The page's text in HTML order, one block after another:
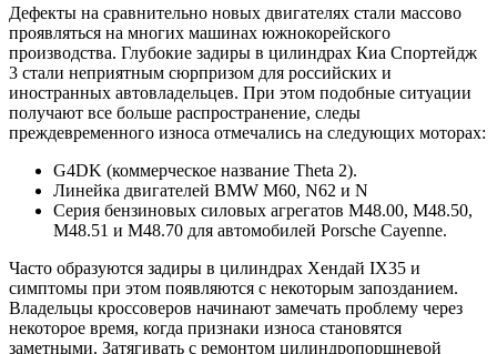
Дефекты на сравнительно новых двигателях стали массово
проявляться на многих машинах южнокорейского
производства. Глубокие задиры в цилиндрах Киа Спортейдж
3 стали неприятным сюрпризом для российских и
иностранных автовладельцев. При этом подобные ситуации
получают все больше распространение, следы
преждевременного износа отмечались на следующих моторах:
G4DK (коммерческое название Theta 2).
Линейка двигателей BMW M60, N62 и N
Серия бензиновых силовых агрегатов M48.00, M48.50,
M48.51 и M48.70 для автомобилей Porsche Cayenne.
Часто образуются задиры в цилиндрах Хендай IX35 и
симптомы при этом появляются с некоторым запозданием.
Владельцы кроссоверов начинают замечать проблему через
некоторое время, когда признаки износа становятся
заметными. Затягивать с ремонтом цилиндропоршневой